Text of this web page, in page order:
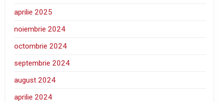
aprilie 2025
noiembrie 2024
octombrie 2024
septembrie 2024
august 2024
aprilie 2024